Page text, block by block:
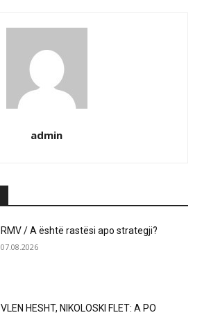
admin
RMV / A është rastësi apo strategji?
07.08.2026
VLEN HESHT, NIKOLOSKI FLET: A PO